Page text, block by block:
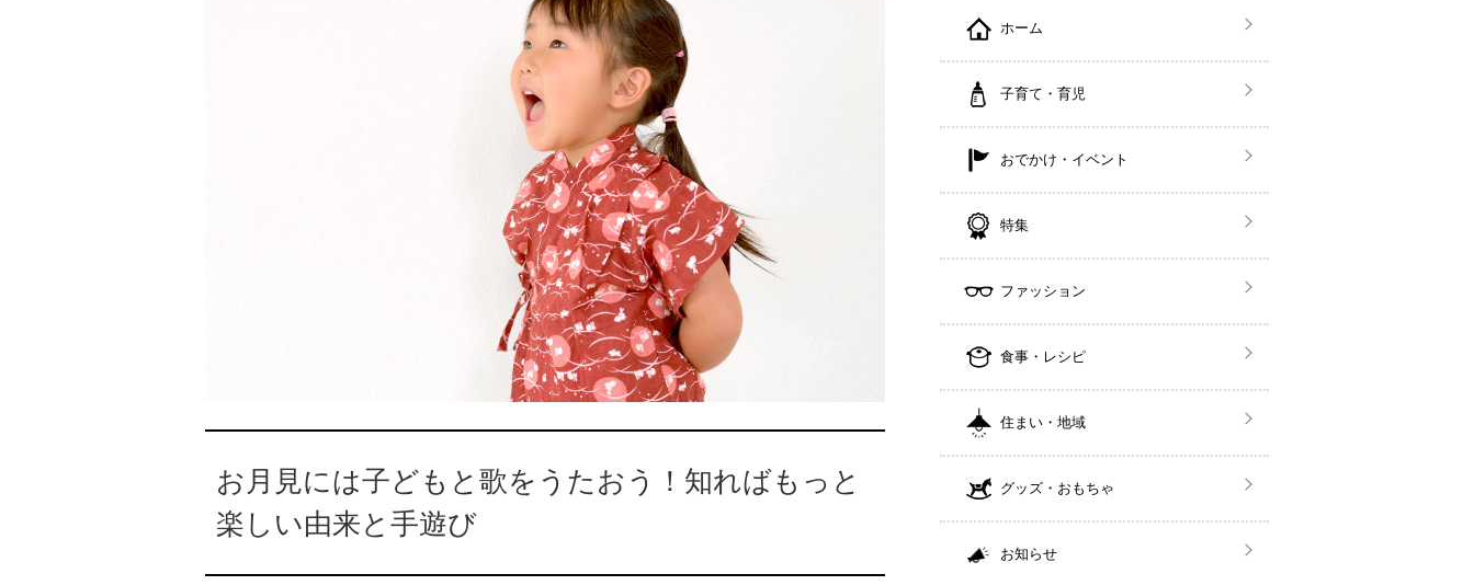
お月見には子どもと歌をうたおう！知ればもっと
楽しい由来と手遊び
ホーム
子育て・育児
おでかけ・イベント
特集
ファッション
食事・レシピ
住まい・地域
グッズ・おもちゃ
お知らせ